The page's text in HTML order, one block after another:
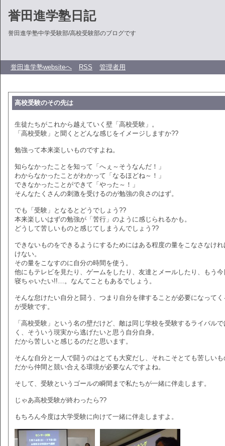
誉田進学塾日記
誉田進学塾中学受験部/高校受験部のブログです
誉田進学塾websiteへ RSS 管理者用
高校受験のその先は
生徒たちがこれから越えていく壁「高校受験」。
「高校受験」と聞くとどんな感じをイメージしますか??
勉強って本来楽しいものですよね。
知らなかったことを知って「へぇ～そうなんだ！」
わからなかったことがわかって「なるほどね～！」
できなかったことができて「やった～！」
そんなたくさんの刺激を受けるのが勉強の良さのはず。
でも「受験」となるとどうでしょう??
本来楽しいはずの勉強が「苦行」のように感じられるかも。
どうして苦しいものと感じてしまうんでしょう??
できないものをできるようにするためにはある程度の量をこなさなけれ
けない。
その量をこなすのに自分の時間を使う。
他にもテレビを見たり、ゲームをしたり、友達とメールしたり、もう今
寝ちゃいたい!!…。なんてこともあるでしょう。
そんな怠けたい自分と闘う、つまり自分を律することが必要になってく
が受験です。
「高校受験」という名の壁だけど、敵は同じ学校を受験するライバル
く、そういう現実から逃げたいと思う自分自身。
だから苦しいと感じるのだと思います。
そんな自分と一人で闘うのはとても大変だし、それこそとても苦しいも
だから仲間と競い合える環境が必要なんですよね。
そして、受験というゴールの瞬間まで私たちが一緒に伴走します。
じゃあ高校受験が終わったら??
もちろん今度は大学受験に向けて一緒に伴走しますよ。